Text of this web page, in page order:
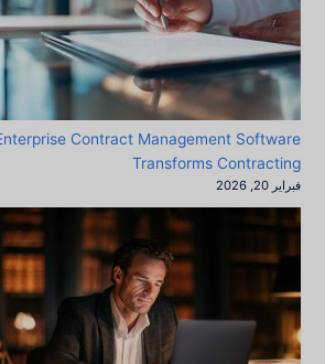
Contract Management Software
Transforms Contracting
فبراير 20, 2026